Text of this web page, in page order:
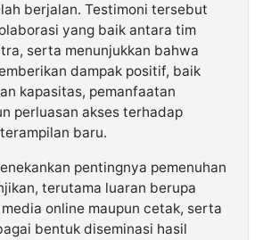
berjalan. Testimoni tersebut
yang baik antara tim
serta menunjukkan bahwa
dampak positif, baik
kapasitas, pemanfaatan
perluasan akses terhadap
baru.
pentingnya pemenuhan
terutama luaran berupa
online maupun cetak, serta
bentuk diseminasi hasil